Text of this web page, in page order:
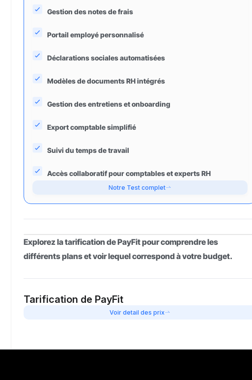
Gestion des notes de frais
Portail employé personnalisé
Déclarations sociales automatisées
Modèles de documents RH intégrés
Gestion des entretiens et onboarding
Export comptable simplifié
Suivi du temps de travail
Accès collaboratif pour comptables et experts RH
Notre Test complet
Explorez la tarification de PayFit pour comprendre les
différents plans et voir lequel correspond à votre budget.
Tarification de PayFit
Voir detail des prix